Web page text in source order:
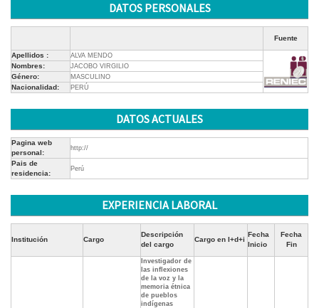
DATOS PERSONALES
Fuente
Apellidos : ALVA MENDO
Nombres: JACOBO VIRGILIO
Género: MASCULINO
Nacionalidad: PERÚ
DATOS ACTUALES
Pagina web
personal:
http://
Pais de
residencia:
Perú
EXPERIENCIA LABORAL
Institución Cargo
Descripción
del cargo
Cargo en I+d+i
Fecha
Inicio
Fecha
Fin
Investigador de
las inflexiones
de la voz y la
memoria étnica
de pueblos
indígenas